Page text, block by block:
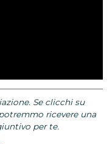
Se clicchi su
ricevere una
per te.